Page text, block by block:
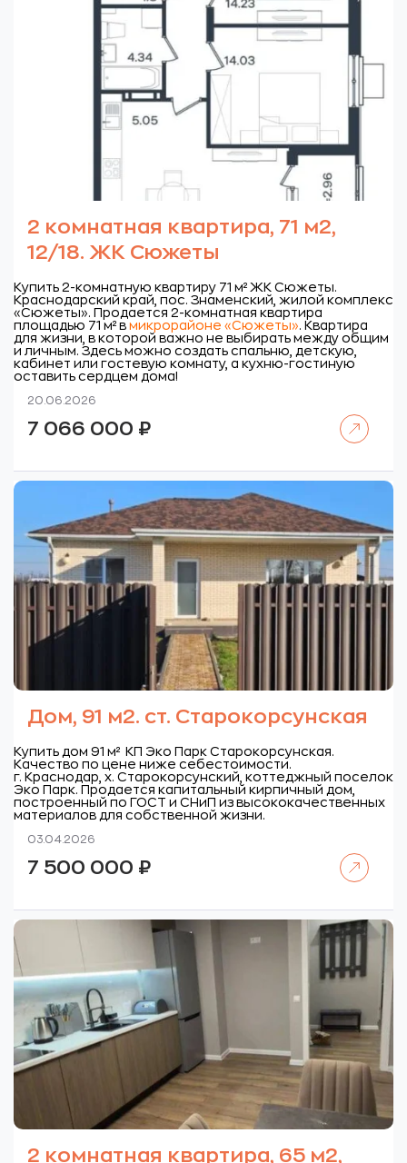
2 комнатная квартира, 71 м2,
12/18. ЖК Сюжеты
Купить 2-комнатную квартиру 71 м² ЖК Сюжеты.
Краснодарский край, пос. Знаменский, жилой комплекс
«Сюжеты». Продается 2-комнатная квартира
площадью 71 м² в микрорайоне «Сюжеты». Квартира
для жизни, в которой важно не выбирать между общим
и личным. Здесь можно создать спальню, детскую,
кабинет или гостевую комнату, а кухню-гостиную
оставить сердцем дома!
20.06.2026
7 066 000 ₽
Дом, 91 м2. ст. Старокорсунская
Купить дом 91 м² КП Эко Парк Старокорсунская.
Качество по цене ниже себестоимости.
г. Краснодар, х. Старокорсунский, коттеджный поселок
Эко Парк. Продается капитальный кирпичный дом,
построенный по ГОСТ и СНиП из высококачественных
материалов для собственной жизни.
03.04.2026
7 500 000 ₽
2 комнатная квартира, 65 м2,